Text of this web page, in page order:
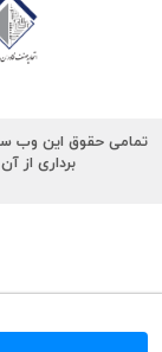
تمامی حقوق این وب
برداری از